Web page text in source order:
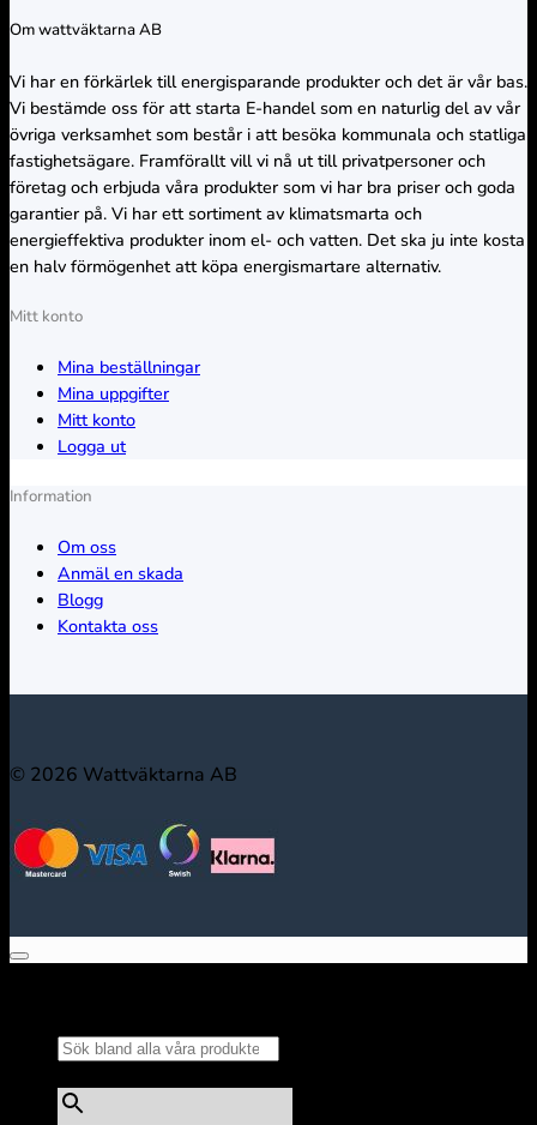
Om wattväktarna AB
Vi har en förkärlek till energisparande produkter och det är vår bas.
Vi bestämde oss för att starta E-handel som en naturlig del av vår
övriga verksamhet som består i att besöka kommunala och statliga
fastighetsägare. Framförallt vill vi nå ut till privatpersoner och
företag och erbjuda våra produkter som vi har bra priser och goda
garantier på. Vi har ett sortiment av klimatsmarta och
energieffektiva produkter inom el- och vatten. Det ska ju inte kosta
en halv förmögenhet att köpa energismartare alternativ.
Mitt konto
Mina beställningar
Mina uppgifter
Mitt konto
Logga ut
Information
Om oss
Anmäl en skada
Blogg
Kontakta oss
© 2026 Wattväktarna AB